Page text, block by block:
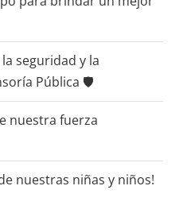
seguridad y la
Pública 🛡️
nuestra fuerza
nuestras niñas y niños!